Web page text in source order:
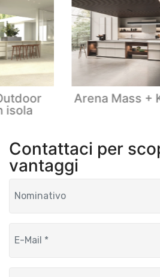
isola
Arena Mass +
Contattaci per
vantaggi